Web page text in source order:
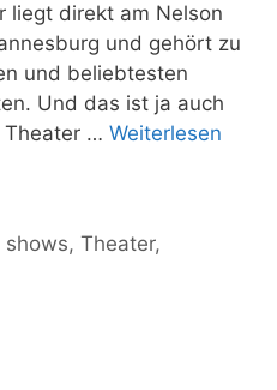
liegt direkt am Nelson
und gehört zu
und beliebtesten
Und das ist ja auch
Theater … Weiterlesen
shows,Theater,